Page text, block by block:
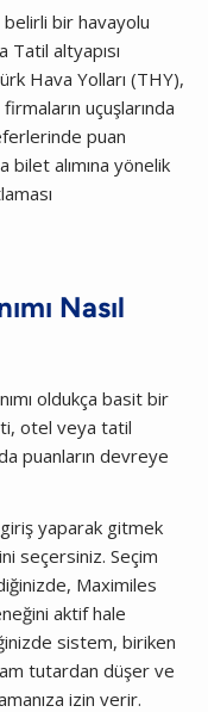
belirli bir havayolu
Tatil altyapısı
Hava Yolları (THY),
uçuşlarında
puan
bilet alımına yönelik
Nasıl
oldukça basit bir
otel veya tatil
puanların devreye
yaparak gitmek
seçersiniz. Seçim
Maximiles
aktif hale
sistem, biriken
tutardan düşer ve
izin verir.